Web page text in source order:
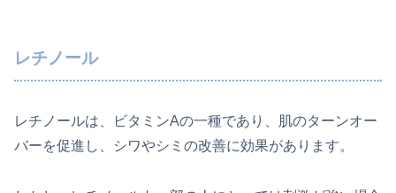
レチノール
レチノールは、ビタミンAの一種であり、肌のターンオー
バーを促進し、シワやシミの改善に効果があります。